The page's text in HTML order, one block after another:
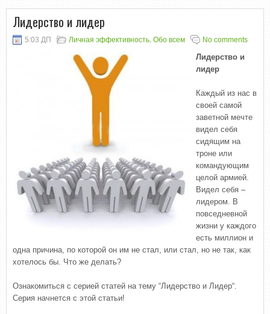
Лидерство и лидер
5:03 ДП Личная эффективность, Обо всем No comments
Лидерство и
лидер
Каждый из нас в
своей самой
заветной мечте
видел себя
сидящим на
троне или
командующим
целой армией.
Видел себя –
лидером. В
повседневной
жизни у каждого
есть миллион и
одна причина, по которой он им не стал, или стал, но не так, как
хотелось бы. Что же делать?
Ознакомиться с серией статей на тему “Лидерство и Лидер“.
Серия начнется с этой статьи!